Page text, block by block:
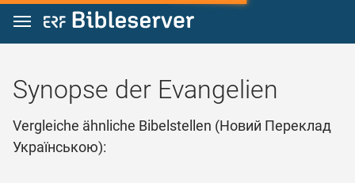
Zum Inhalt springen
Synopse der Evangelien
Vergleiche ähnliche Bibelstellen (Новий Переклад
Українською):